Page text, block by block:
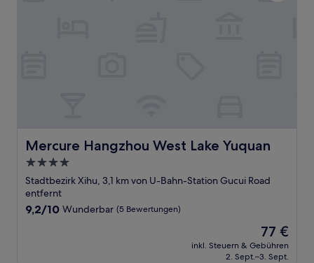
Mercure Hangzhou West Lake Yuquan
Mercure Hangzhou West Lake Yuquan
4.0-
Sterne-
Unterkunft
Stadtbezirk Xihu, 3,1 km von U-Bahn-Station Gucui Road
entfernt
9.2
9,2/10 Wunderbar (5 Bewertungen)
Der
Preis
beträgt
77 €
inkl. Steuern & Gebühren
2. Sept.–3. Sept.